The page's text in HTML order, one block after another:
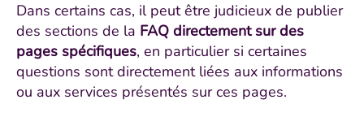
Dans certains cas, il peut être judicieux de publier
des sections de la FAQ directement sur des
pages spécifiques, en particulier si certaines
questions sont directement liées aux informations
ou aux services présentés sur ces pages.